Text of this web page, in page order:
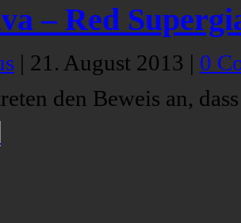
– Red
| 21. August 2013 | 0
den Beweis an,